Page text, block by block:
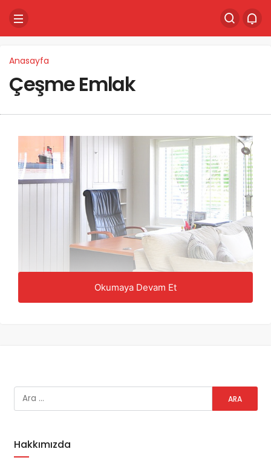
Anasayfa
Çeşme Emlak
çeşme emlak
Okumaya Devam Et
Hakkımızda